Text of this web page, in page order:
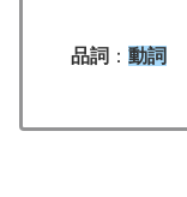
品詞 ： 動詞